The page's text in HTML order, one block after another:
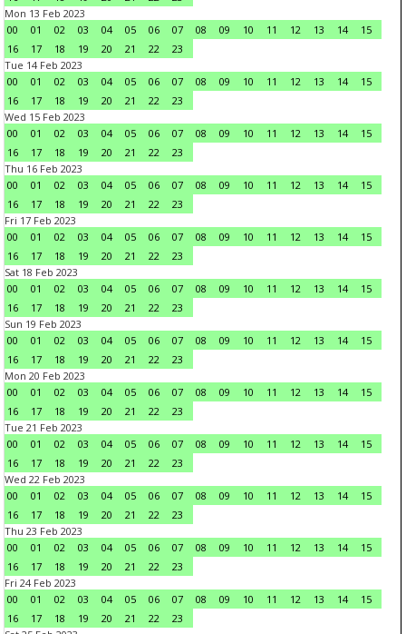
Mon 13 Feb 2023
00
01 02 03 04 05 06 07 08 09 10 11 12 13 14
15
16
17 18 19 20 21 22
23
Tue 14 Feb 2023
00
01 02 03 04 05 06 07 08 09 10 11 12 13 14
15
16
17 18 19 20 21 22
23
Wed 15 Feb 2023
00
01 02 03 04 05 06 07 08 09 10 11 12 13 14
15
16
17 18 19 20 21 22
23
Thu 16 Feb 2023
00
01 02 03 04 05 06 07 08 09 10 11 12 13 14
15
16
17 18 19 20 21 22
23
Fri 17 Feb 2023
00
01 02 03 04 05 06 07 08 09 10 11 12 13 14
15
16
17 18 19 20 21 22
23
Sat 18 Feb 2023
00
01 02 03 04 05 06 07 08 09 10 11 12 13 14
15
16
17 18 19 20 21 22
23
Sun 19 Feb 2023
00
01 02 03 04 05 06 07 08 09 10 11 12 13 14
15
16
17 18 19 20 21 22
23
Mon 20 Feb 2023
00
01 02 03 04 05 06 07 08 09 10 11 12 13 14
15
16
17 18 19 20 21 22
23
Tue 21 Feb 2023
00
01 02 03 04 05 06 07 08 09 10 11 12 13 14
15
16
17 18 19 20 21 22
23
Wed 22 Feb 2023
00
01 02 03 04 05 06 07 08 09 10 11 12 13 14
15
16
17 18 19 20 21 22
23
Thu 23 Feb 2023
00
01 02 03 04 05 06 07 08 09 10 11 12 13 14
15
16
17 18 19 20 21 22
23
Fri 24 Feb 2023
00
01 02 03 04 05 06 07 08 09 10 11 12 13 14
15
16
17 18 19 20 21 22
23